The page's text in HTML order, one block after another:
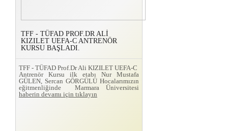
TFF - TÜFAD PROF.DR ALİ
KIZILET UEFA-C ANTRENÖR
KURSU BAŞLADI.
TFF - TÜFAD Prof.Dr Ali KIZILET UEFA-C
Antrenör Kursu ilk etabı Nur Mustafa
GÜLEN, Sercan GÖRGÜLÜ Hocalarımızın
eğitmenliğinde Marmara Üniversitesi
haberin devamı için tıklayın